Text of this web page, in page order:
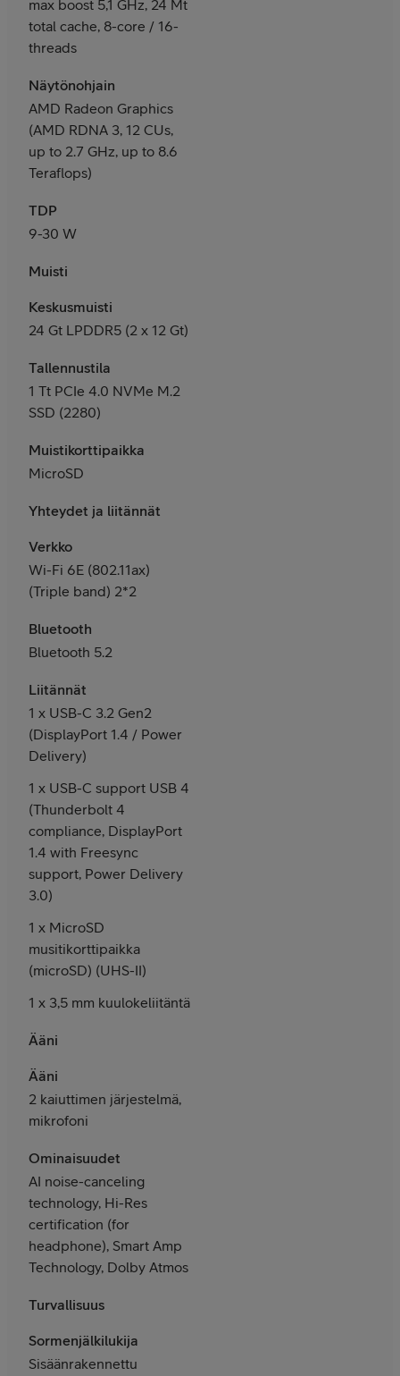
max boost 5,1 GHz, 24 Mt
total cache, 8-core / 16-
threads
Näytönohjain
AMD Radeon Graphics
(AMD RDNA 3, 12 CUs,
up to 2.7 GHz, up to 8.6
Teraflops)
TDP
9-30 W
Muisti
Keskusmuisti
24 Gt LPDDR5 (2 x 12 Gt)
Tallennustila
1 Tt PCIe 4.0 NVMe M.2
SSD (2280)
Muistikorttipaikka
MicroSD
Yhteydet ja liitännät
Verkko
Wi-Fi 6E (802.11ax)
(Triple band) 2*2
Bluetooth
Bluetooth 5.2
Liitännät
1 x USB-C 3.2 Gen2
(DisplayPort 1.4 / Power
Delivery)
1 x USB-C support USB 4
(Thunderbolt 4
compliance, DisplayPort
1.4 with Freesync
support, Power Delivery
3.0)
1 x MicroSD
musitikorttipaikka
(microSD) (UHS-II)
1 x 3,5 mm kuulokeliitäntä
Ääni
Ääni
2 kaiuttimen järjestelmä,
mikrofoni
Ominaisuudet
AI noise-canceling
technology, Hi-Res
certification (for
headphone), Smart Amp
Technology, Dolby Atmos
Turvallisuus
Sormenjälkilukija
Sisäänrakennettu